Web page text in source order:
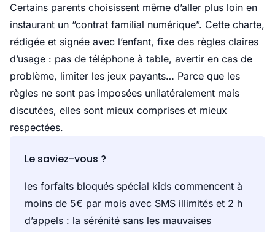
Certains parents choisissent même d’aller plus loin en
instaurant un “contrat familial numérique”. Cette charte,
rédigée et signée avec l’enfant, fixe des règles claires
d’usage : pas de téléphone à table, avertir en cas de
problème, limiter les jeux payants… Parce que les
règles ne sont pas imposées unilatéralement mais
discutées, elles sont mieux comprises et mieux
respectées.
Le saviez-vous ?
les forfaits bloqués spécial kids commencent à
moins de 5€ par mois avec SMS illimités et 2 h
d’appels : la sérénité sans les mauvaises